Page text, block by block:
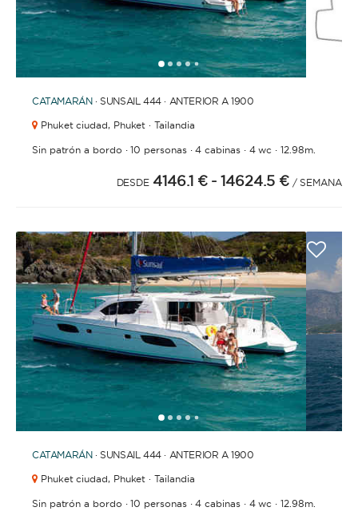
12345 67891011121314151617
CATAMARÁN · SUNSAIL 444 · ANTERIOR A 1900
Phuket ciudad, Phuket · Tailandia
Sin patrón a bordo ·10 personas·4 cabinas· 4 wc ·12.98m.
DESDE 4146.1 € - 14624.5 € / SEMANA
12345 678910111213141516171819
CATAMARÁN · SUNSAIL 444 · ANTERIOR A 1900
Phuket ciudad, Phuket · Tailandia
Sin patrón a bordo ·10 personas·4 cabinas· 4 wc ·12.98m.